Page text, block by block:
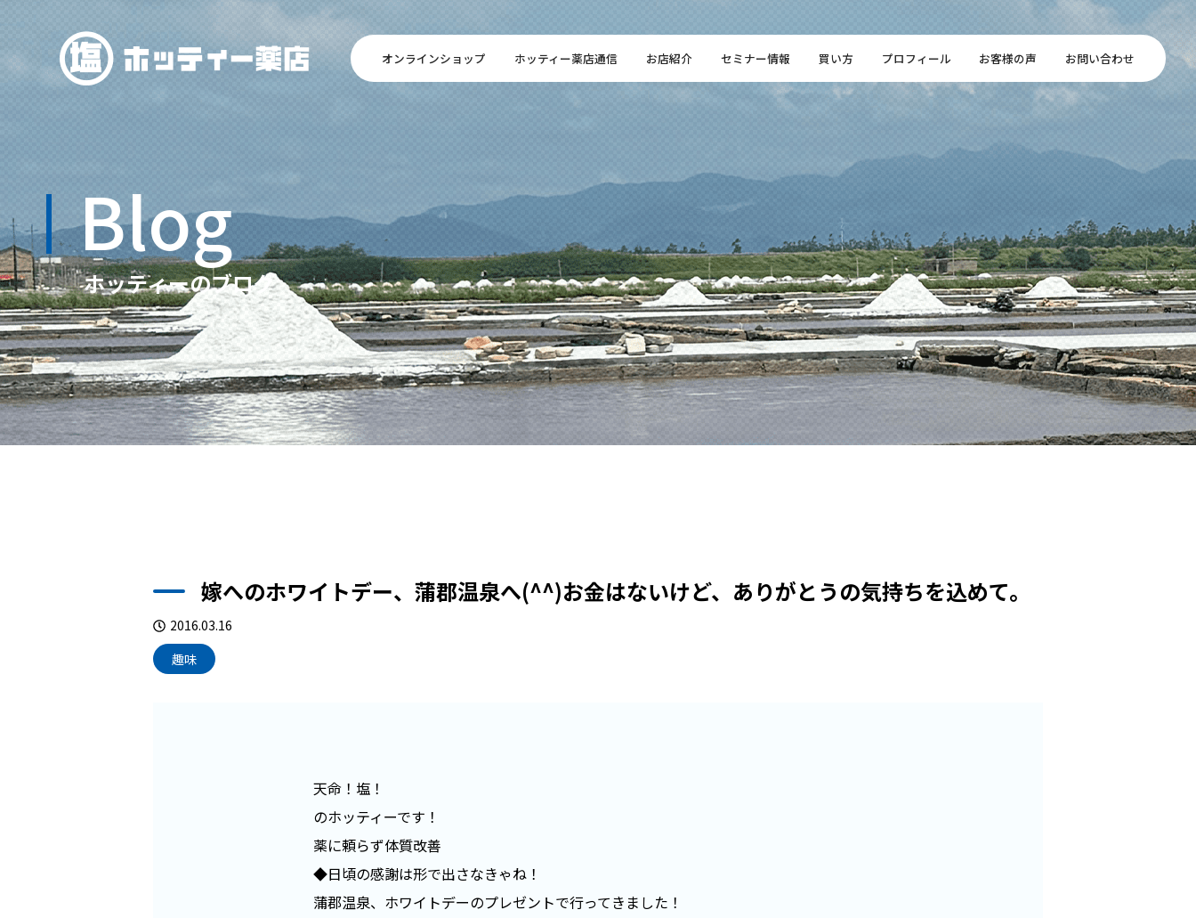
オンラインショップ ホッティー薬店通信 お店紹介 セミナー情報 買い方 プロフィール お客様の声 お問い合わせ
Blog
ホッティーのブログ
嫁へのホワイトデー、蒲郡温泉へ(^^)お金はないけど、ありがとうの気持ちを込めて。
2016.03.16
趣味
天命！塩！
のホッティーです！
薬に頼らず体質改善
◆日頃の感謝は形で出さなきゃね！
蒲郡温泉、ホワイトデーのプレゼントで行ってきました！